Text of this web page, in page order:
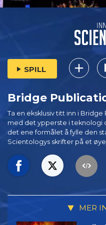
SPILL
Bridge
Ta en eksklusiv titt inn i
med det ypperste i teknologi
det ene formålet å fylle den
Scientologys skrifter på et
MER